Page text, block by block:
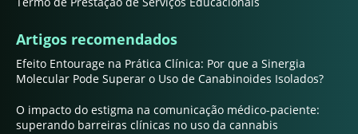
Artigos recomendados
Efeito Entourage na Prática Clínica: Por que a Sinergia
Molecular Pode Superar o Uso de Canabinoides Isolados?
O impacto do estigma na comunicação médico-paciente:
superando barreiras clínicas no uso da cannabis